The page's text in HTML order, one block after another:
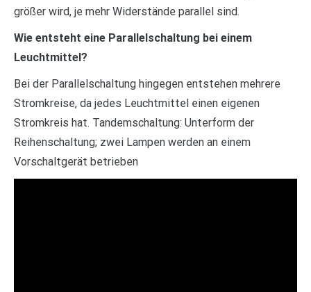
größer wird, je mehr Widerstände parallel sind.
Wie entsteht eine Parallelschaltung bei einem
Leuchtmittel?
Bei der Parallelschaltung hingegen entstehen mehrere
Stromkreise, da jedes Leuchtmittel einen eigenen
Stromkreis hat. Tandemschaltung: Unterform der
Reihenschaltung; zwei Lampen werden an einem
Vorschaltgerät betrieben